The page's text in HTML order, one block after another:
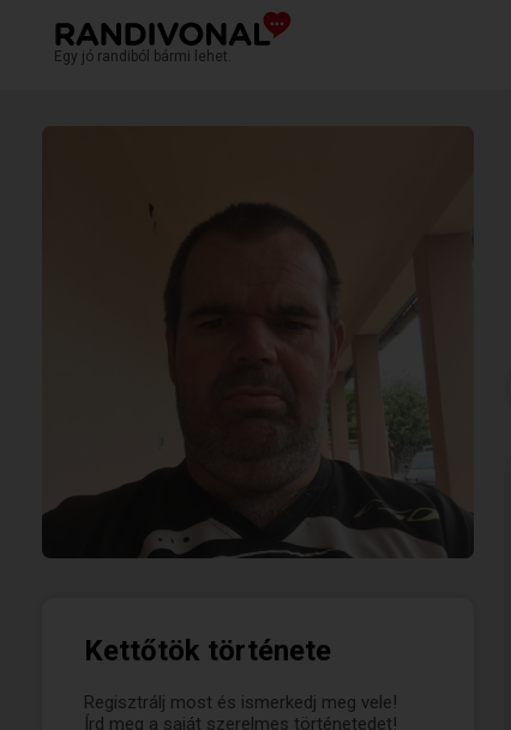
Egy jó randiból bármi lehet.
Kettőtök története
Regisztrálj most és ismerkedj meg vele!
Írd meg a saját szerelmes történetedet!